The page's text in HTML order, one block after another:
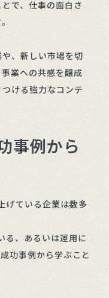
で、仕事の面白さ
、新しい市場を切
業への共感を醸成
ける強力なコンテ
事例から
げている企業は数多
、あるいは運用に
功事例から学ぶこと